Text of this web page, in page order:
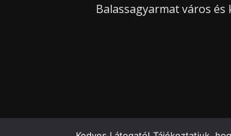
Balassagyarmat város